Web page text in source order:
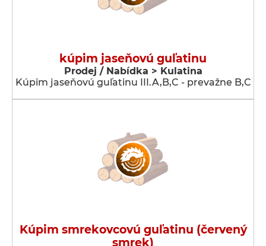
kúpim jaseňovú guľatinu
Prodej / Nabídka > Kulatina
Kúpim jaseňovú guľatinu III.A,B,C - prevažne B,C
Kúpim smrekovcovú guľatinu (červený
smrek)